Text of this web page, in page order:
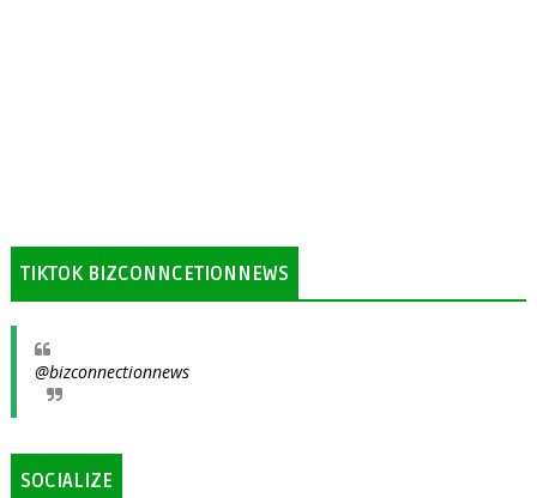
TIKTOK BIZCONNCETIONNEWS
@bizconnectionnews
SOCIALIZE